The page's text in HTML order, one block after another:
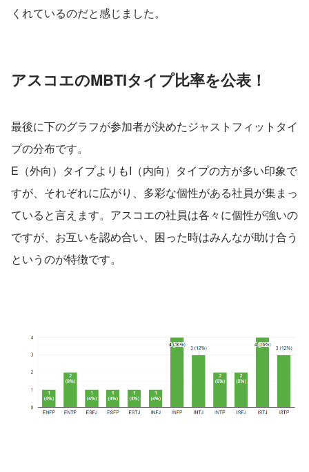
くれているのだと感じました。
アスコエのMBTIタイプ比率を公表！
最後に下のグラフが参加者が決めたジャストフィットタイ
プの分布です。
E（外向）タイプよりもI（内向）タイプの方が多い印象で
すが、それぞれに広がり、多彩な個性がある社員が集まっ
ていると言えます。アスコエの社員は各々に個性が強いの
ですが、お互いを認め合い、困った時はみんなが助け合う
というのが特徴です。